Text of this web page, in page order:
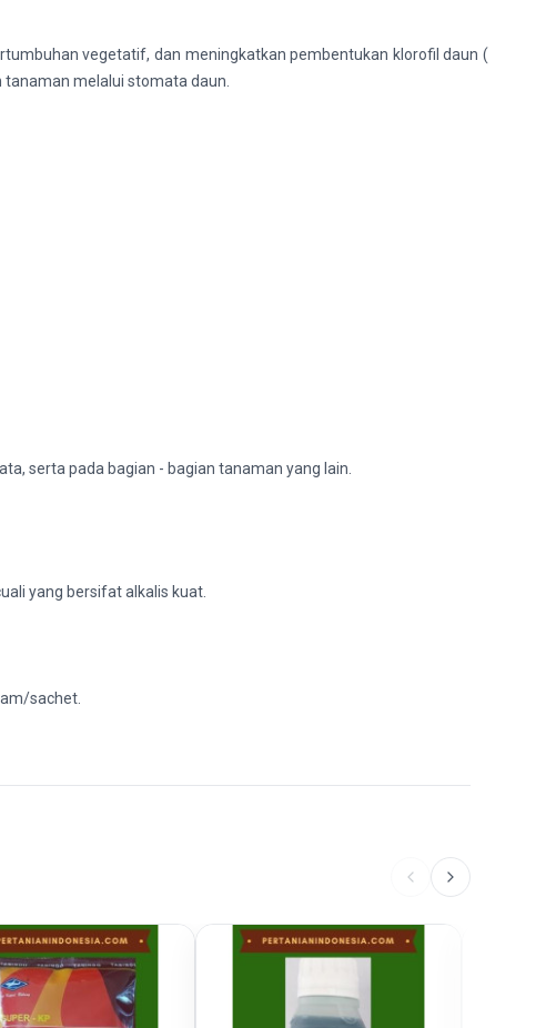
vegetatif, dan meningkatkan pembentukan klorofil daun (
melalui stomata daun.
serta pada bagian - bagian tanaman yang lain.
yang bersifat alkalis kuat.
sachet.